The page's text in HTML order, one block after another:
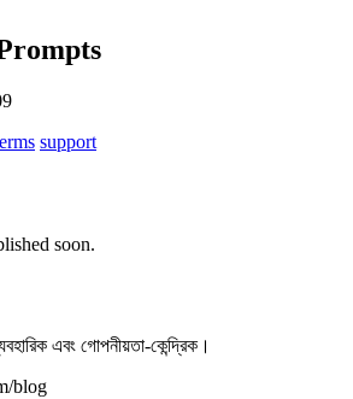
support
soon.
এবং গোপনীয়তা-কেন্দ্রিক।
blog